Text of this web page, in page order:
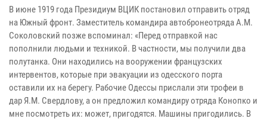
В июне 1919 года Президиум ВЦИК постановил отправить отряд
на Южный фронт. Заместитель командира автобронеотряда А.М.
Соколовский позже вспоминал: «Перед отправкой нас
пополнили людьми и техникой. В частности, мы получили два
полутанка. Они находились на вооружении французских
интервентов, которые при эвакуации из одесского порта
оставили их на берегу. Рабочие Одессы прислали эти трофеи в
дар Я.М. Свердлову, а он предложил командиру отряда Конопко и
мне посмотреть их: может, пригодятся. Машины пригодились. В